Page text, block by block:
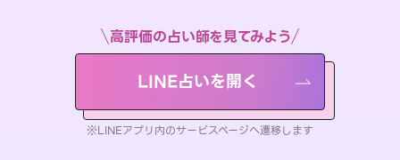
高評価の占い師を見てみよう
LINE占いを開く
※LINEアプリ内のサービスページへ遷移します